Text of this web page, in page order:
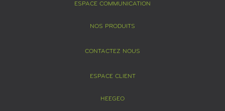
ESPACE COMMUNICATION
NOS PRODUITS
CONTACTEZ NOUS
ESPACE CLIENT
HEEGEO